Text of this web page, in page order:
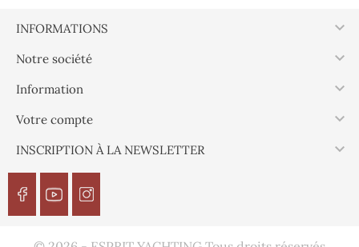
INFORMATIONS 
Notre société 
Information 
Votre compte 
INSCRIPTION À LA NEWSLETTER 